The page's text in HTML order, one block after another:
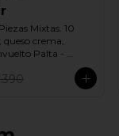
Mixtas. 10
crema,
Palta -
crema, cebollín. 10
- Camarón, palta.